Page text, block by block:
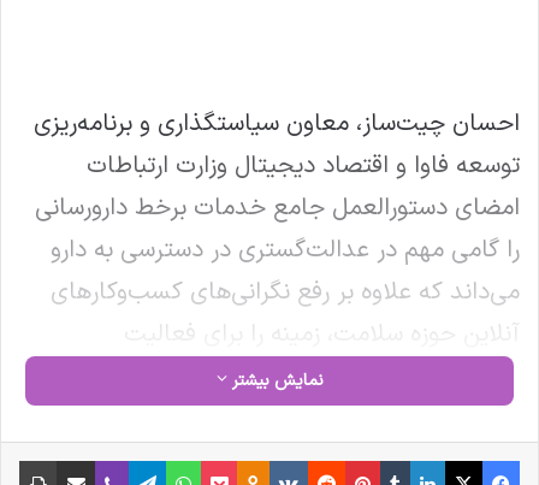
احسان چیت‌ساز، معاون سیاستگذاری و برنامه‌ریزی
توسعه فاوا و اقتصاد دیجیتال وزارت ارتباطات
امضای دستورالعمل جامع خدمات برخط دارورسانی
را گامی مهم در عدالت‌گستری در دسترسی به دارو
می‌داند که علاوه بر رفع نگرانی‌های کسب‌و‌کارهای
آنلاین حوزه سلامت، زمینه را برای فعالیت
شرکت‌های دانش‌بنیان، پلتفرم‌های سلامت دیجیتال
نمایش بیشتر
فیس بوک X لینکدین ‫تامبلر ‫پین‌ترست ‫رددیت ‫VKontakte
‫Odnoklassniki پاکت واتس آپ تلگرام وایبر اشتراک گذاری از طریق ایمیل